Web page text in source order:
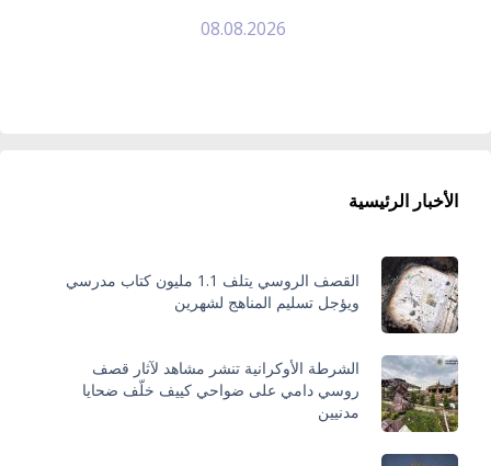
08.08.2026
الأخبار الرئيسية
القصف الروسي يتلف 1.1 مليون كتاب مدرسي
ويؤجل تسليم المناهج لشهرين
الشرطة الأوكرانية تنشر مشاهد لآثار قصف
روسي دامي على ضواحي كييف خلّف ضحايا
مدنيين